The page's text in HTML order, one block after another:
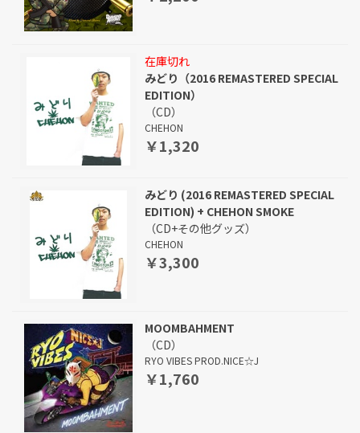
在庫切れ
みどり（2016 REMASTERED SPECIAL
EDITION）
（CD）
CHEHON
￥1,320
みどり (2016 REMASTERED SPECIAL
EDITION) + CHEHON SMOKE
（CD+その他グッズ）
CHEHON
￥3,300
MOOMBAHMENT
（CD）
RYO VIBES PROD.NICE☆J
￥1,760